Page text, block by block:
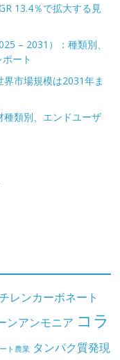
13.4％で拡大する見
– 2031）：種類別、
ート
市場規模は2031年ま
種類別、エンドユーザ
レンカーボネート
ンアンモニア コラ
ト農業 タンパク質発現